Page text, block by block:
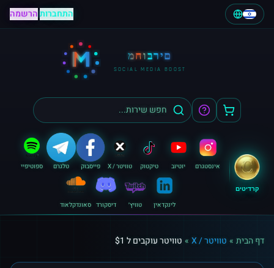
התחברות|הרשמה
M מחוברים
SOCIAL MEDIA BOOST
קרדיטים
אינסטגרם יוטיוב טיקטוק טוויטר / X פייסבוק טלגרם ספוטיפיי
לינקדאין טוויץ׳ דיסקורד סאונדקלאוד
דף הבית » טוויטר / X » טוויטר עוקבים ל $1